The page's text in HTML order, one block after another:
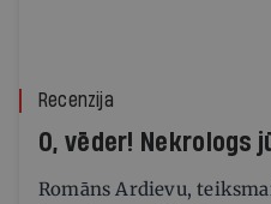
Recenzija
O, vēder! Nekrologs
Romāns Ardievu,